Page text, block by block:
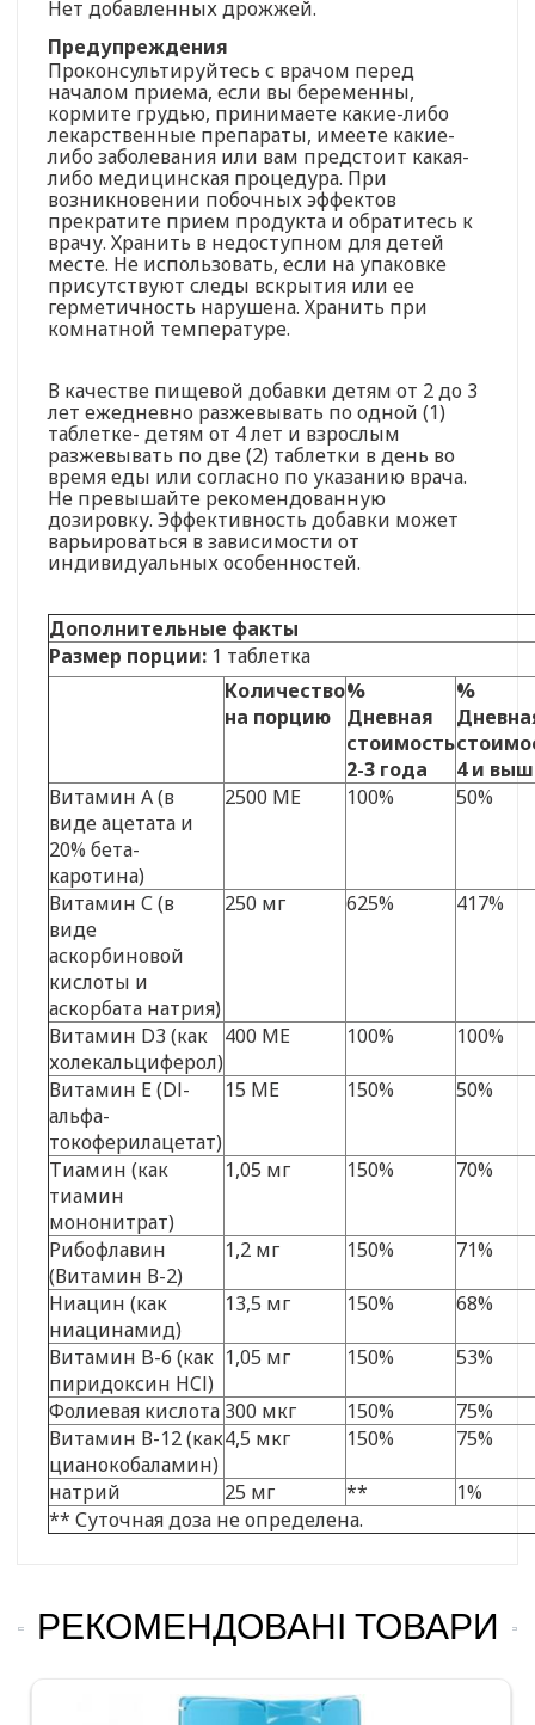
Нет добавленных дрожжей.
Предупреждения
Проконсультируйтесь с врачом перед
началом приема, если вы беременны,
кормите грудью, принимаете какие-либо
лекарственные препараты, имеете какие-
либо заболевания или вам предстоит какая-
либо медицинская процедура. При
возникновении побочных эффектов
прекратите прием продукта и обратитесь к
врачу. Хранить в недоступном для детей
месте. Не использовать, если на упаковке
присутствуют следы вскрытия или ее
герметичность нарушена. Хранить при
комнатной температуре.
В качестве пищевой добавки детям от 2 до 3
лет ежедневно разжевывать по одной (1)
таблетке- детям от 4 лет и взрослым
разжевывать по две (2) таблетки в день во
время еды или согласно по указанию врача.
Не превышайте рекомендованную
дозировку. Эффективность добавки может
варьироваться в зависимости от
индивидуальных особенностей.
Дополнительные факты
Размер порции: 1 таблетка
Количество
на порцию
%
Дневная
стоимость
2-3 года
%
4 и
Витамин А (в
виде ацетата и
20% бета-
каротина)
2500 МЕ 100% 50%
Витамин С (в
виде
аскорбиновой
кислоты и
аскорбата натрия)
250 мг 625% 417%
Витамин D3 (как
холекальциферол)
400 МЕ 100% 100%
Витамин Е (Dl-
альфа-
токоферилацетат)
15 МЕ 150% 50%
Тиамин (как
тиамин
мононитрат)
1,05 мг 150% 70%
Рибофлавин
(Витамин В-2)
1,2 мг 150% 71%
Ниацин (как
ниацинамид)
13,5 мг 150% 68%
Витамин B-6 (как
пиридоксин HCl)
1,05 мг 150% 53%
Фолиевая кислота 300 мкг 150%
75%
Витамин В-12 (как
цианокобаламин)
4,5 мкг 150% 75%
натрий 25 мг **
1%
** Суточная доза не определена.
РЕКОМЕНДОВАНІ ТОВАРИ